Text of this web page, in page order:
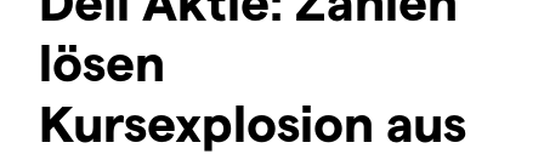
lösen
Kursexplosion aus